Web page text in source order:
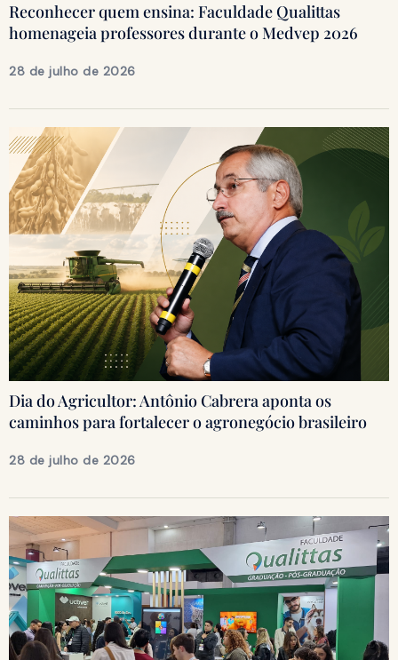
Reconhecer quem ensina: Faculdade Qualittas
homenageia professores durante o Medvep 2026
28 de julho de 2026
Dia do Agricultor: Antônio Cabrera aponta os
caminhos para fortalecer o agronegócio brasileiro
28 de julho de 2026